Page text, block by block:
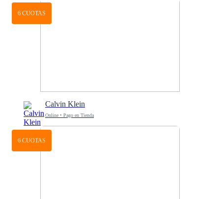
6 CUOTAS
Calvin Klein
Online • Pago en Tienda
6 CUOTAS